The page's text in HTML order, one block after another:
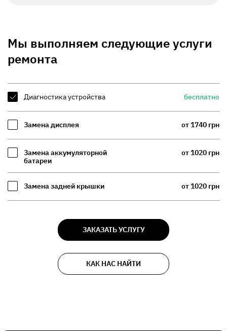
Мы выполняем следующие услуги
ремонта
Диагностика устройства бесплатно
Замена дисплея от 1740 грн
Замена аккумуляторной
батареи
от 1020 грн
Замена задней крышки от 1020 грн
ЗАКАЗАТЬ УСЛУГУ
КАК НАС НАЙТИ